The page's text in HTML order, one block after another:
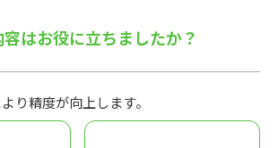
容はお役に立ちましたか？
り精度が向上します。